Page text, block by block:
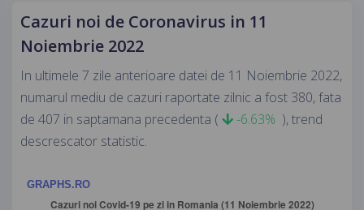
Cazuri noi de Coronavirus in 11
Noiembrie 2022
In ultimele 7 zile anterioare datei de 11 Noiembrie 2022,
numarul mediu de cazuri raportate zilnic a fost 380, fata
de 407 in saptamana precedenta (
-6.63% ), trend
descrescator statistic.